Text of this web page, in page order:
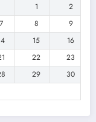
1
2
7 8
9
15
16
22
23
29
30